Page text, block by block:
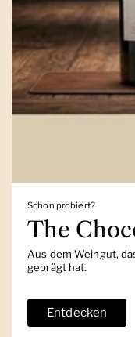
Schon probiert?
The
Aus dem Weingut,
geprägt hat.
Entdecken